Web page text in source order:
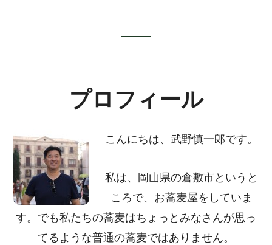
プロフィール
こんにちは、武野慎一郎です。
私は、岡山県の倉敷市というと
ころで、お蕎麦屋をしていま
す。でも私たちの蕎麦はちょっとみなさんが思っ
てるような普通の蕎麦ではありません。